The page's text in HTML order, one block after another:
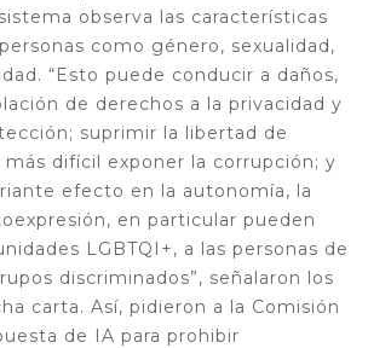
observa las características
como género, sexualidad,
“Esto puede conducir a daños,
de derechos a la privacidad y
suprimir la libertad de
más difícil exponer la corrupción; y
efecto en la autonomía, la
en particular pueden
LGBTQI+, a las personas de
discriminados”, señalaron los
carta. Así, pidieron a la Comisión
de IA para prohibir